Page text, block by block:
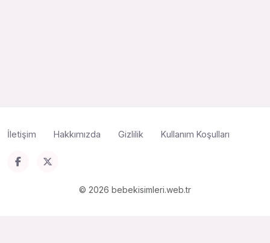
İletişim Hakkımızda Gizlilik Kullanım Koşulları
© 2026 bebekisimleri.web.tr